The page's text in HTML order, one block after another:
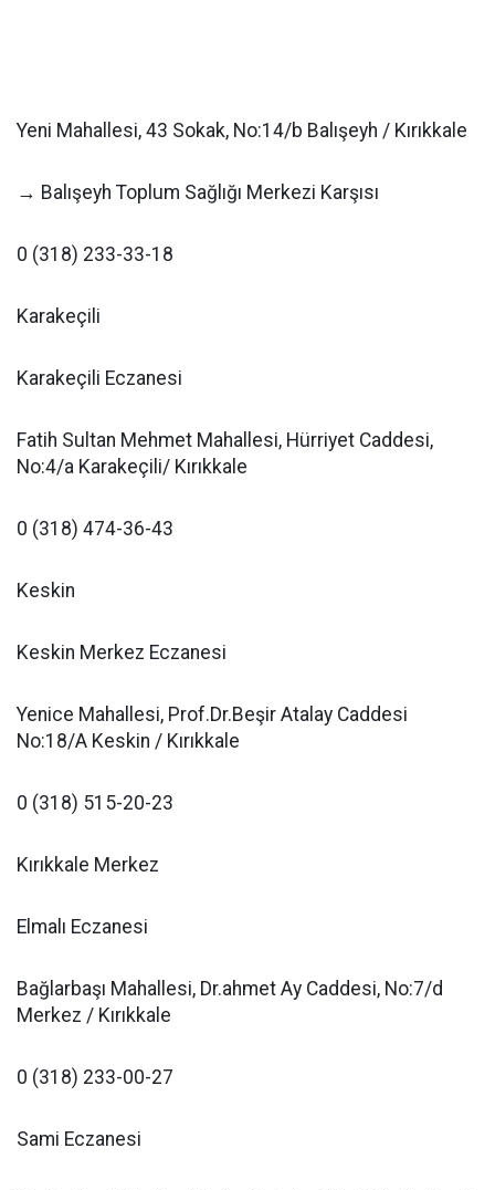
Yeni Mahallesi, 43 Sokak, No:14/b Balışeyh / Kırıkkale
→ Balışeyh Toplum Sağlığı Merkezi Karşısı
0 (318) 233-33-18
Karakeçili
Karakeçili Eczanesi
Fatih Sultan Mehmet Mahallesi, Hürriyet Caddesi,
No:4/a Karakeçili/ Kırıkkale
0 (318) 474-36-43
Keskin
Keskin Merkez Eczanesi
Yenice Mahallesi, Prof.Dr.Beşir Atalay Caddesi
No:18/A Keskin / Kırıkkale
0 (318) 515-20-23
Kırıkkale Merkez
Elmalı Eczanesi
Bağlarbaşı Mahallesi, Dr.ahmet Ay Caddesi, No:7/d
Merkez / Kırıkkale
0 (318) 233-00-27
Sami Eczanesi